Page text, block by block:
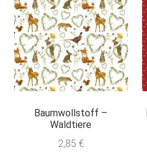
Baumwollstoff –
Waldtiere
2,85 €